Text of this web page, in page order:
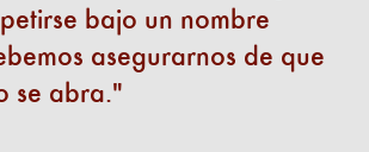
bajo un nombre
asegurarnos de que
se abra.